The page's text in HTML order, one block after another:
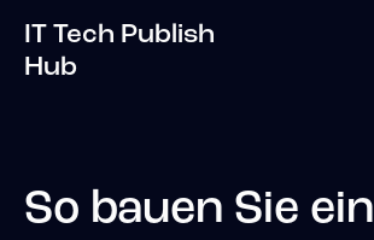
IT Tech Publish
Hub
So bauen Sie ein